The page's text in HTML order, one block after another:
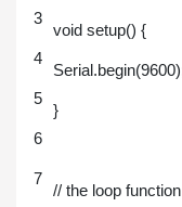
3
4
5
6
7
void setup() {
}
// the loop